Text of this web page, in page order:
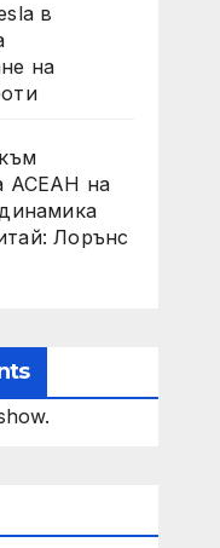
в
на
АСЕАН на
Лорънс